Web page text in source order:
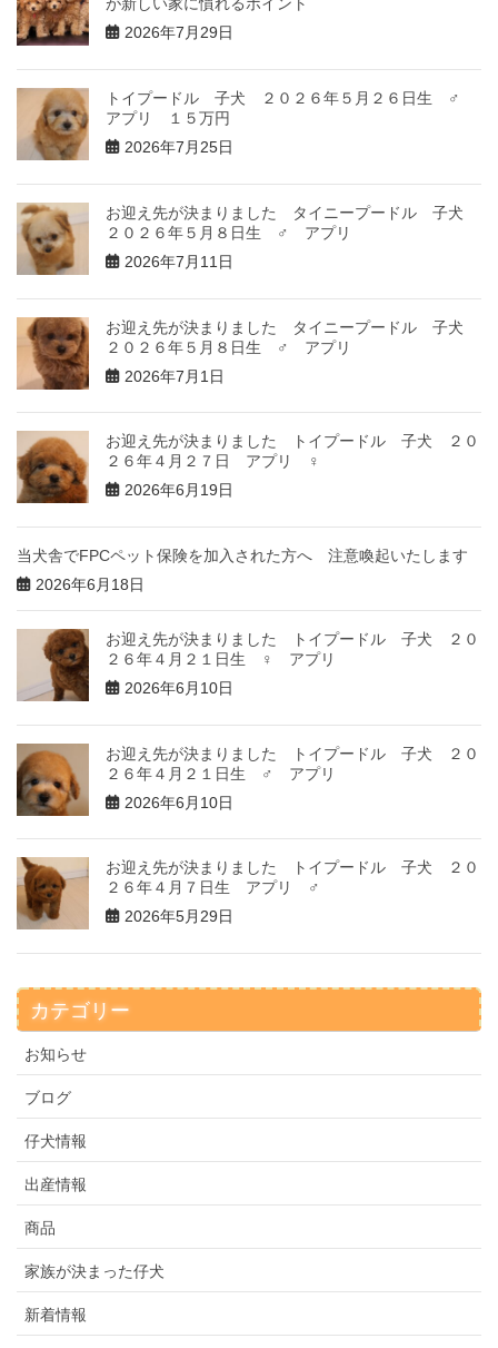
2026年7月29日
トイプードル 子犬 ２０２６年５月２６日生 ♂
アプリ １５万円
2026年7月25日
お迎え先が決まりました タイニープードル 子犬
２０２６年５月８日生 ♂ アプリ
2026年7月11日
お迎え先が決まりました タイニープードル 子犬
２０２６年５月８日生 ♂ アプリ
2026年7月1日
お迎え先が決まりました トイプードル 子犬 ２０
２６年４月２７日 アプリ ♀
2026年6月19日
当犬舎でFPCペット保険を加入された方へ 注意喚起いたします
2026年6月18日
お迎え先が決まりました トイプードル 子犬 ２０
２６年４月２１日生 ♀ アプリ
2026年6月10日
お迎え先が決まりました トイプードル 子犬 ２０
２６年４月２１日生 ♂ アプリ
2026年6月10日
お迎え先が決まりました トイプードル 子犬 ２０
２６年４月７日生 アプリ ♂
2026年5月29日
カテゴリー
お知らせ
ブログ
仔犬情報
出産情報
商品
家族が決まった仔犬
新着情報